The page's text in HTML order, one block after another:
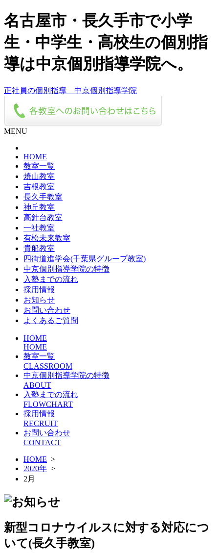
名古屋市・長久手市で小学
生・中学生・高校生の個別指
導は中京個別指導学院へ。
正社員の個別指導 中京個別指導学院
MENU
HOME
教室一覧
焼山教室
吉根教室
長久手教室
神丘教室
高針台教室
一社教室
有松未来教室
貴船教室
四街道進学会(千葉県グループ教室)
中京個別指導学院の特徴
入塾までの流れ
採用情報
お知らせ
お問い合わせ
よくあるご質問
HOME
HOME
教室一覧
CLASSROOM
中京個別指導学院の特徴
ABOUT
入塾までの流れ
FLOWCHART
採用情報
RECRUIT
お問い合わせ
CONTACT
HOME >
2020年 >
2月
新型コロナウイルスに対する対応につ
いて(長久手教室)